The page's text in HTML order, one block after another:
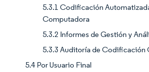
5.3.1 Codificación
Computadora
5.3.2 Informes de Gestión y
5.3.3 Auditoría de Codificación
5.4 Por Usuario Final